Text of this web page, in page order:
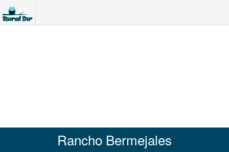
Rancho Bermejales